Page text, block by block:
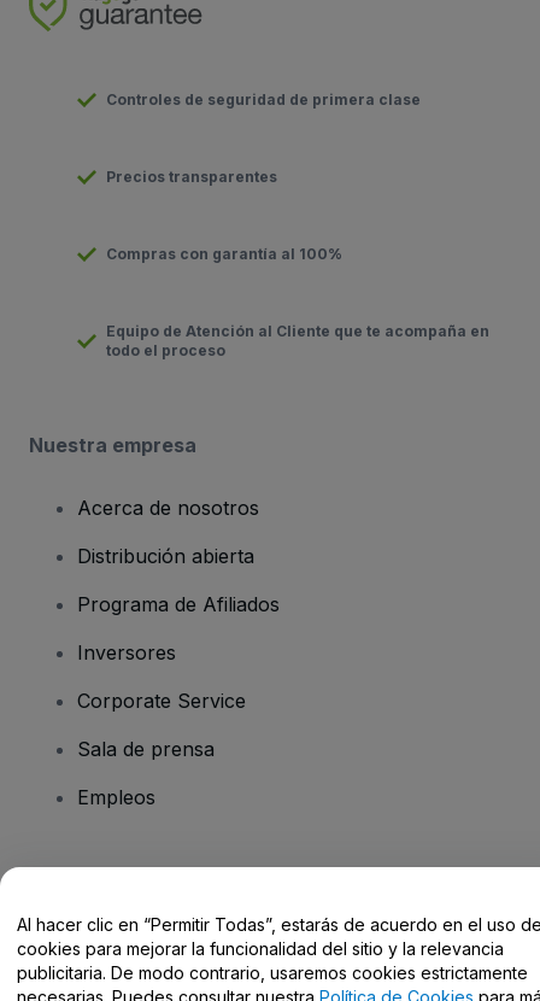
Controles de seguridad de primera clase
Precios transparentes
Compras con garantía al 100%
Equipo de Atención al Cliente que te acompaña en
todo el proceso
Nuestra empresa
Acerca de nosotros
Distribución abierta
Programa de Afiliados
Inversores
Corporate Service
Sala de prensa
Empleos
Centro de Ayuda / Contacto
Al hacer clic en “Permitir Todas”, estarás de acuerdo en el uso
cookies para mejorar la funcionalidad del sitio y la relevancia
publicitaria. De modo contrario, usaremos cookies estrictamente
necesarias. Puedes consultar nuestra Política de Cookies para